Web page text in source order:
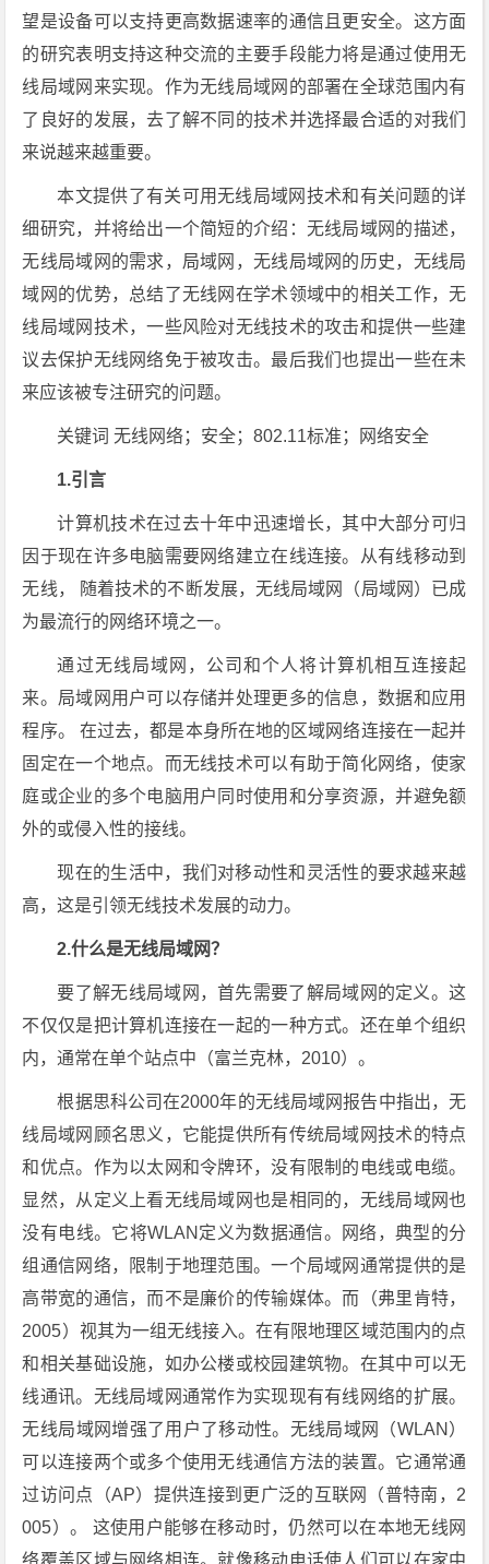
望是设备可以支持更高数据速率的通信且更安全。这方面
的研究表明支持这种交流的主要手段能力将是通过使用无
线局域网来实现。作为无线局域网的部署在全球范围内有
了良好的发展，去了解不同的技术并选择最合适的对我们
来说越来越重要。
本文提供了有关可用无线局域网技术和有关问题的详
细研究，并将给出一个简短的介绍：无线局域网的描述，
无线局域网的需求，局域网，无线局域网的历史，无线局
域网的优势，总结了无线网在学术领域中的相关工作，无
线局域网技术，一些风险对无线技术的攻击和提供一些建
议去保护无线网络免于被攻击。最后我们也提出一些在未
来应该被专注研究的问题。
关键词 无线网络；安全；802.11标准；网络安全
1.引言
计算机技术在过去十年中迅速增长，其中大部分可归
因于现在许多电脑需要网络建立在线连接。从有线移动到
无线， 随着技术的不断发展，无线局域网（局域网）已成
为最流行的网络环境之一。
通过无线局域网，公司和个人将计算机相互连接起
来。局域网用户可以存储并处理更多的信息，数据和应用
程序。 在过去，都是本身所在地的区域网络连接在一起并
固定在一个地点。而无线技术可以有助于简化网络，使家
庭或企业的多个电脑用户同时使用和分享资源，并避免额
外的或侵入性的接线。
现在的生活中，我们对移动性和灵活性的要求越来越
高，这是引领无线技术发展的动力。
2.什么是无线局域网？
要了解无线局域网，首先需要了解局域网的定义。这
不仅仅是把计算机连接在一起的一种方式。还在单个组织
内，通常在单个站点中（富兰克林，2010）。
根据思科公司在2000年的无线局域网报告中指出，无
线局域网顾名思义，它能提供所有传统局域网技术的特点
和优点。作为以太网和令牌环，没有限制的电线或电缆。
显然，从定义上看无线局域网也是相同的，无线局域网也
没有电线。它将WLAN定义为数据通信。网络，典型的分
组通信网络，限制于地理范围。一个局域网通常提供的是
高带宽的通信，而不是廉价的传输媒体。而（弗里肯特，
2005）视其为一组无线接入。在有限地理区域范围内的点
和相关基础设施，如办公楼或校园建筑物。在其中可以无
线通讯。无线局域网通常作为实现现有有线网络的扩展。
无线局域网增强了用户了移动性。无线局域网（WLAN）
可以连接两个或多个使用无线通信方法的装置。它通常通
过访问点（AP）提供连接到更广泛的互联网（普特南，2
005）。 这使用户能够在移动时，仍然可以在本地无线网